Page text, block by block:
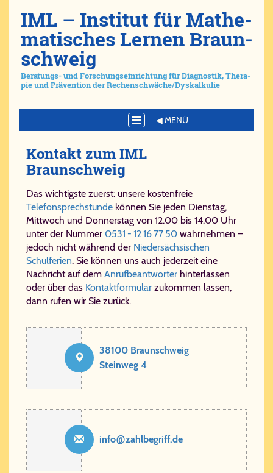
IML – Ins­ti­tut für Ma­the­
ma­ti­sches Ler­nen Braun­
schweig
Be­ra­tungs- und For­schungs­ein­rich­tung für Dia­gno­stik, The­ra­
pie und Prä­ven­ti­on der Re­chen­schwä­che/​Dys­kal­ku­lie
Toggle
Kon­takt zum IML
Braunschweig
Das wichtigste zuerst: unsere kostenfreie
Telefonsprechstunde können Sie jeden Dienstag,
Mittwoch und Donnerstag von 12.00 bis 14.00 Uhr
unter der Nummer 0531 - 12 16 77 50 wahrnehmen –
jedoch nicht während der Niedersächsischen
Schulferien. Sie können uns auch jederzeit eine
Nachricht auf dem Anrufbeantworter hinterlassen
oder über das Kontaktformular zukommen lassen,
dann rufen wir Sie zurück.
38100 Braunschweig
Steinweg 4
info​@zahl​be​griff​.de